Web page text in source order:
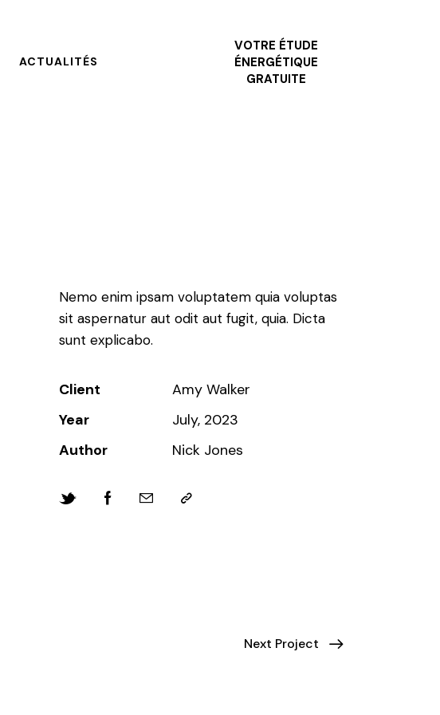
ACTUALITÉS
VOTRE ÉTUDE
ÉNERGÉTIQUE
GRATUITE
Nemo enim ipsam voluptatem quia voluptas
sit aspernatur aut odit aut fugit, quia. Dicta
sunt explicabo.
Client
Amy Walker
Year
July, 2023
Author
Nick Jones
Next Project